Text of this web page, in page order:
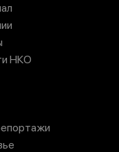
НКО